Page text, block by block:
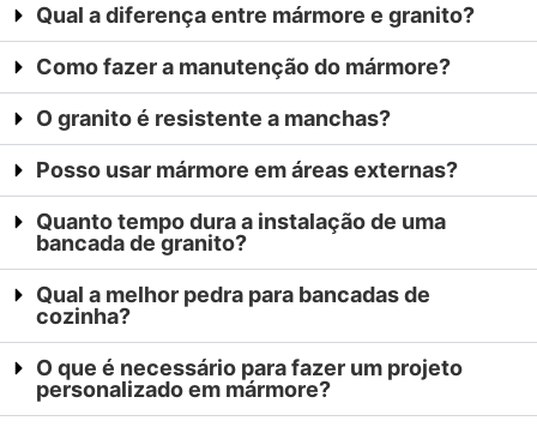
Qual a diferença entre mármore e granito?
Como fazer a manutenção do mármore?
O granito é resistente a manchas?
Posso usar mármore em áreas externas?
Quanto tempo dura a instalação de uma
bancada de granito?
Qual a melhor pedra para bancadas de
cozinha?
O que é necessário para fazer um projeto
personalizado em mármore?